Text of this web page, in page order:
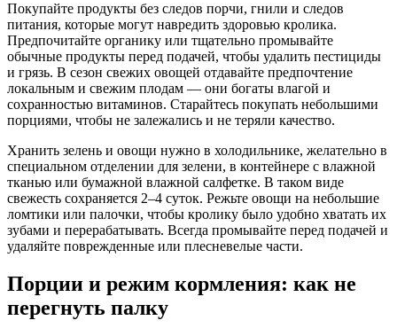
Покупайте продукты без следов порчи, гнили и следов
питания, которые могут навредить здоровью кролика.
Предпочитайте органику или тщательно промывайте
обычные продукты перед подачей, чтобы удалить пестициды
и грязь. В сезон свежих овощей отдавайте предпочтение
локальным и свежим плодам — они богаты влагой и
сохранностью витаминов. Старайтесь покупать небольшими
порциями, чтобы не залежались и не теряли качество.
Хранить зелень и овощи нужно в холодильнике, желательно в
специальном отделении для зелени, в контейнере с влажной
тканью или бумажной влажной салфетке. В таком виде
свежесть сохраняется 2–4 суток. Режьте овощи на небольшие
ломтики или палочки, чтобы кролику было удобно хватать их
зубами и перерабатывать. Всегда промывайте перед подачей и
удаляйте поврежденные или плесневелые части.
Порции и режим кормления: как не
перегнуть палку